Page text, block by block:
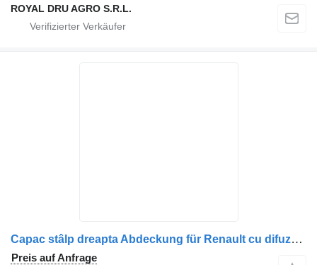
ROYAL DRU AGRO S.R.L.
Capac stâlp dreapta Abdeckung für Renault cu difuzor 7482427515 LKW
Preis auf Anfrage